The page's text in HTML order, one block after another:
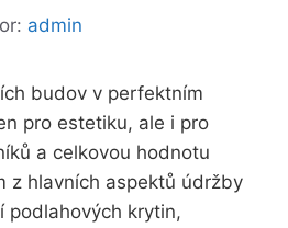
admin
budov v perfektním
pro estetiku, ale i pro
a celkovou hodnotu
z hlavních aspektů údržby
podlahových krytin,